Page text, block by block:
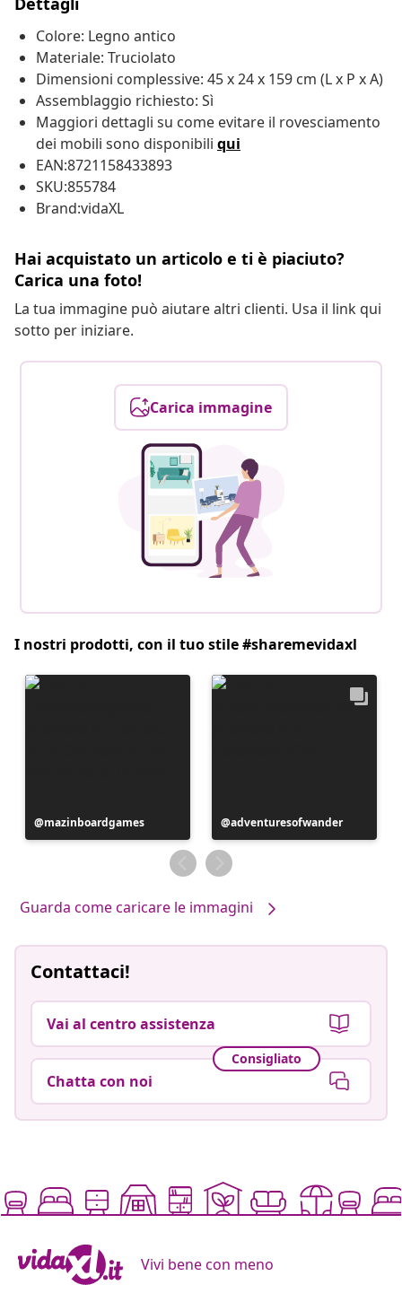
Colore: Legno antico
Materiale: Truciolato
Dimensioni complessive: 45 x 24 x 159 cm (L x P x A)
Assemblaggio richiesto: Sì
Maggiori dettagli su come evitare il rovesciamento
dei mobili sono disponibili qui
EAN:8721158433893
SKU:855784
Brand:vidaXL
Hai acquistato un articolo e ti è piaciuto?
Carica una foto!
La tua immagine può aiutare altri clienti. Usa il link qui
sotto per iniziare.
Carica immagine
I nostri prodotti, con il tuo stile #sharemevidaxl
Post
pubblicato
mazinboardgames
Post
pubblicato
da
adventuresofwander
Guarda come caricare le immagini
Contattaci!
Vai al centro assistenza
Consigliato
Chatta con noi
Vivi bene con meno